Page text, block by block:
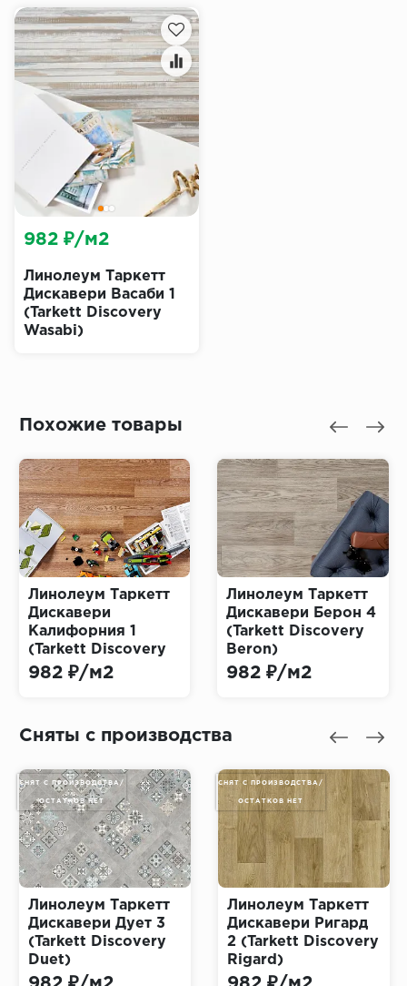
Линолеум Таркетт
Дискавери Васаби 1
(Tarkett Discovery
Wasabi)
982 ₽/м2
Похожие товары
Линолеум Таркетт
Дискавери
Калифорния 1
(Tarkett Discovery
California)
982 ₽/м2
Линолеум Таркетт
Дискавери Берон 4
(Tarkett Discovery
Beron)
982 ₽/м2
Сняты с производства
СНЯТ С ПРОИЗВОДСТВА/
ОСТАТКОВ НЕТ
Линолеум Таркетт
Дискавери Дует 3
(Tarkett Discovery
Duet)
СНЯТ С ПРОИЗВОДСТВА/
ОСТАТКОВ НЕТ
Линолеум Таркетт
Дискавери Ригард
2 (Tarkett Discovery
Rigard)